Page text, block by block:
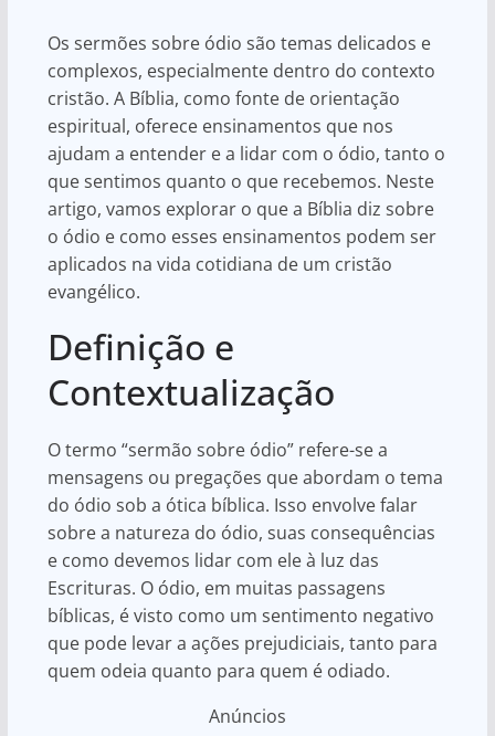
k
Os sermões sobre ódio são temas delicados e
complexos, especialmente dentro do contexto
cristão. A Bíblia, como fonte de orientação
espiritual, oferece ensinamentos que nos
ajudam a entender e a lidar com o ódio, tanto o
que sentimos quanto o que recebemos. Neste
artigo, vamos explorar o que a Bíblia diz sobre
o ódio e como esses ensinamentos podem ser
aplicados na vida cotidiana de um cristão
evangélico.
Definição e
Contextualização
O termo “sermão sobre ódio” refere-se a
mensagens ou pregações que abordam o tema
do ódio sob a ótica bíblica. Isso envolve falar
sobre a natureza do ódio, suas consequências
e como devemos lidar com ele à luz das
Escrituras. O ódio, em muitas passagens
bíblicas, é visto como um sentimento negativo
que pode levar a ações prejudiciais, tanto para
quem odeia quanto para quem é odiado.
Anúncios